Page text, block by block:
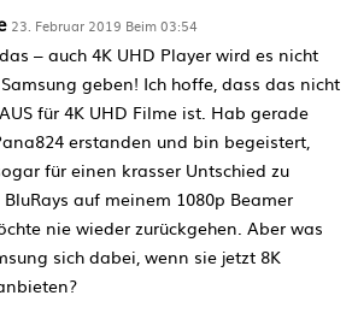
23. Februar 2019 Beim 03:54
– auch 4K UHD Player wird es nicht
geben! Ich hoffe, dass das nicht
für 4K UHD Filme ist. Hab gerade
erstanden und bin begeistert,
für einen krasser Untschied zu
auf meinem 1080p Beamer
nie wieder zurückgehen. Aber was
sich dabei, wenn sie jetzt 8K